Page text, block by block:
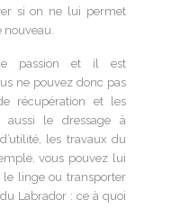
si on ne lui permet
nouveau.
passion et il est
ne pouvez donc pas
récupération et les
aussi le dressage à
les travaux du
vous pouvez lui
linge ou transporter
Labrador : ce à quoi